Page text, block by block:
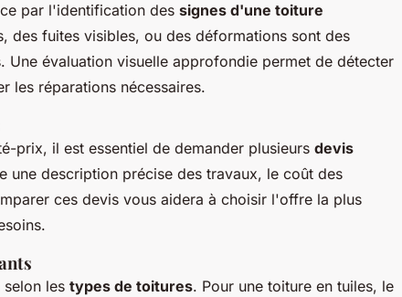
par l'identification des signes d'une toiture
des fuites visibles, ou des déformations sont des
Une évaluation visuelle approfondie permet de détecter
les réparations nécessaires.
prix, il est essentiel de demander plusieurs devis
une description précise des travaux, le coût des
ces devis vous aidera à choisir l'offre la plus
les types de toitures. Pour une toiture en tuiles, le